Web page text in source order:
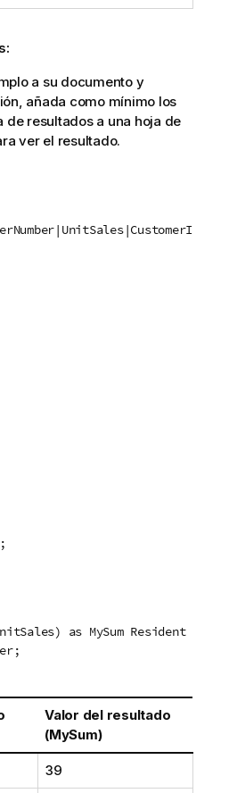
a su documento y
añada como mínimo los
de resultados a una hoja de
ver el resultado.
as MySum Resident
Valor del resultado
(MySum)
39